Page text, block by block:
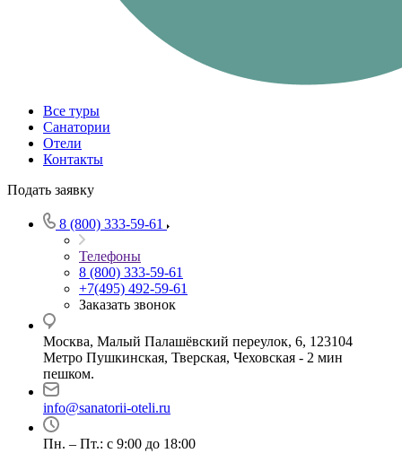
Все туры
Санатории
Отели
Контакты
Подать заявку
8 (800) 333-59-61
Телефоны
8 (800) 333-59-61
+7(495) 492-59-61
Заказать звонок
Москва, Малый Палашёвский переулок, 6, 123104
Метро Пушкинская, Тверская, Чеховская - 2 мин
пешком.
info@sanatorii-oteli.ru
Пн. – Пт.: с 9:00 до 18:00